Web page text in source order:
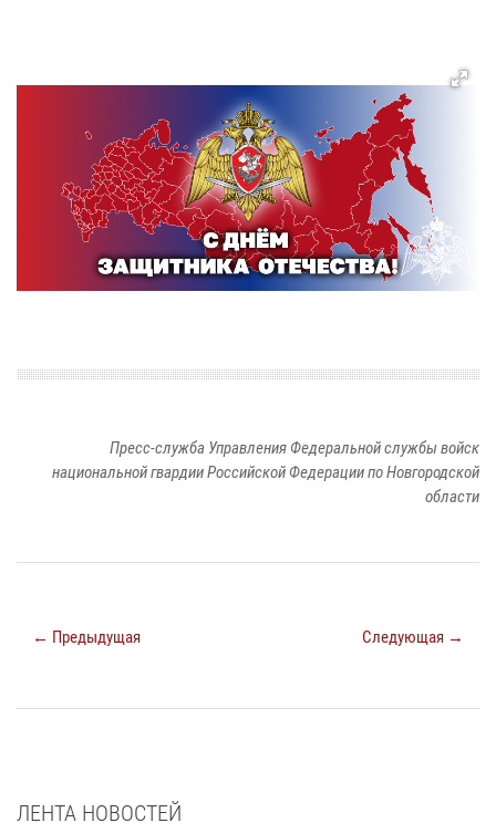
Пресс-служба Управления Федеральной службы войск
национальной гвардии Российской Федерации по Новгородской
области
← Предыдущая Следующая →
ЛЕНТА НОВОСТЕЙ